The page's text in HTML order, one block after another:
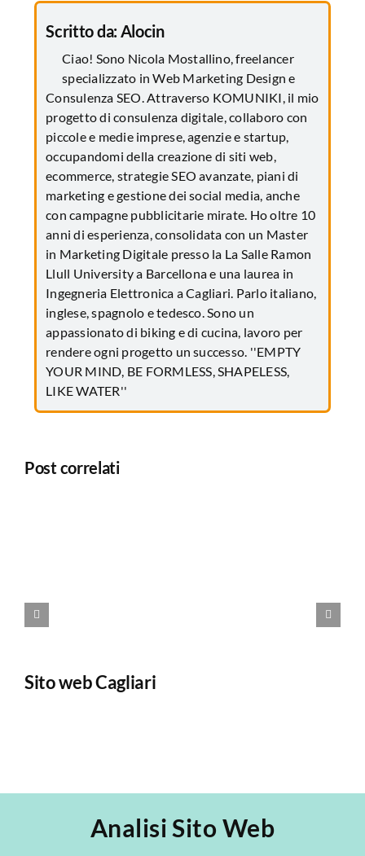
Scritto da:Alocin
Ciao! Sono Nicola Mostallino, freelancer
specializzato in Web Marketing Design e
Consulenza SEO. Attraverso KOMUNIKI, il mio
progetto di consulenza digitale, collaboro con
piccole e medie imprese, agenzie e startup,
occupandomi della creazione di siti web,
ecommerce, strategie SEO avanzate, piani di
marketing e gestione dei social media, anche
con campagne pubblicitarie mirate. Ho oltre 10
anni di esperienza, consolidata con un Master
in Marketing Digitale presso la La Salle Ramon
Llull University a Barcellona e una laurea in
Ingegneria Elettronica a Cagliari. Parlo italiano,
inglese, spagnolo e tedesco. Sono un
appassionato di biking e di cucina, lavoro per
rendere ogni progetto un successo. ''EMPTY
YOUR MIND, BE FORMLESS, SHAPELESS,
LIKE WATER''
Post correlati
Sito web Cagliari
Analisi Sito Web